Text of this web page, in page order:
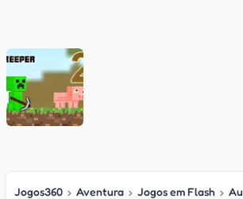
Jogos360 › Aventura › Jogos em Flash ›